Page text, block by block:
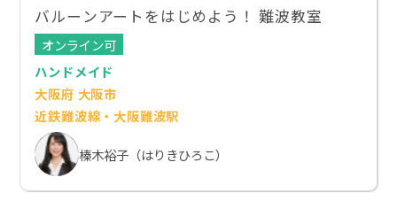
バルーンアートをはじめよう！ 難波教室
オンライン可
ハンドメイド
大阪府 大阪市
近鉄難波線・大阪難波駅
榛木裕子（はりきひろこ）